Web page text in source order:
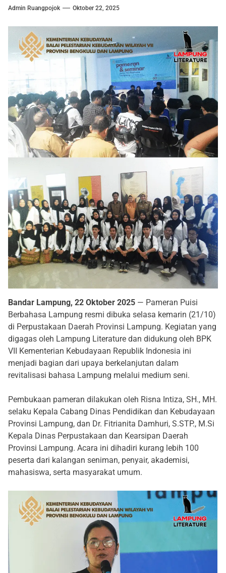
Admin Ruangpojok Oktober 22, 2025
Bandar Lampung, 22 Oktober 2025 — Pameran Puisi
Berbahasa Lampung resmi dibuka selasa kemarin (21/10)
di Perpustakaan Daerah Provinsi Lampung. Kegiatan yang
digagas oleh Lampung Literature dan didukung oleh BPK
VII Kementerian Kebudayaan Republik Indonesia ini
menjadi bagian dari upaya berkelanjutan dalam
revitalisasi bahasa Lampung melalui medium seni.
Pembukaan pameran dilakukan oleh Risna Intiza, SH., MH.
selaku Kepala Cabang Dinas Pendidikan dan Kebudayaan
Provinsi Lampung, dan Dr. Fitrianita Damhuri, S.STP., M.Si
Kepala Dinas Perpustakaan dan Kearsipan Daerah
Provinsi Lampung. Acara ini dihadiri kurang lebih 100
peserta dari kalangan seniman, penyair, akademisi,
mahasiswa, serta masyarakat umum.